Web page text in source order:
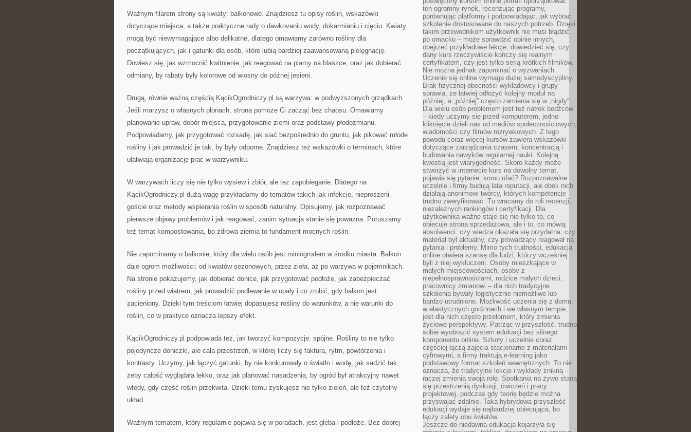
Ważnym filarem strony są kwiaty: balkonowe. Znajdziesz tu opisy roślin, wskazówki
dotyczące miejsca, a także praktyczne rady o dawkovaniu wody, dokarmianiu i cięciu. Kwiaty
mogą być niewymagające albo delikatne, dlatego omawiamy zarówno rośliny dla
początkujących, jak i gatunki dla osób, które lubią bardziej zaawansowaną pielęgnację.
Dowiesz się, jak wzmocnić kwitnienie, jak reagować na plamy na blaszce, oraz jak dobierać
odmiany, by rabaty były kolorowe od wiosny do późnej jesieni.
Drugą, równie ważną częścią KącikOgrodniczy.pl są warzywa: w podwyższonych grządkach.
Jeśli marzysz o własnych plonach, strona pomoże Ci zacząć bez chaosu. Omawiamy
planowanie upraw, dobór miejsca, przygotowanie ziemi oraz podstawy płodozmianu.
Podpowiadamy, jak przygotować rozsadę, jak siać bezpośrednio do gruntu, jak pikować młode
rośliny i jak prowadzić je tak, by były odporne. Znajdziesz też wskazówki o terminach, które
ułatwiają organizację prac w warzywniku.
W warzywach liczy się nie tylko wysiew i zbiór, ale też zapobieganie. Dlatego na
KącikOgrodniczy.pl dużą wagę przykładamy do tematów takich jak infekcje, nieproszeni
goście oraz metody wspierania roślin w sposób naturalny. Opisujemy, jak rozpoznawać
pierwsze objawy problemów i jak reagować, zanim sytuacja stanie się poważna. Poruszamy
też temat kompostowania, bo zdrowa ziemia to fundament mocnych roślin.
Nie zapominamy o balkonie, który dla wielu osób jest miniogrodem w środku miasta. Balkon
daje ogrom możliwości: od kwiatów sezonowych, przez zioła, aż po warzywa w pojemnikach.
Na stronie pokazujemy, jak dobierać donice, jak przygotować podłoże, jak zabezpieczać
rośliny przed wiatrem, jak prowadzić podlewanie w upały i co zrobić, gdy balkon jest
zacieniony. Dzięki tym treściom łatwiej dopasujesz rośliny do warunków, a nie warunki do
roślin, co w praktyce oznacza lepszy efekt.
KącikOgrodniczy.pl podpowiada też, jak tworzyć kompozycje: spójne. Rośliny to nie tylko
pojedyncze doniczki, ale cała przestrzeń, w której liczy się faktura, rytm, powtórzenia i
kontrasty. Uczymy, jak łączyć gatunki, by nie konkurowały o światło i wodę, jak sadzić tak,
żeby całość wyglądała lekko, oraz jak planować nasadzenia, by ogród był atrakcyjny nawet
wtedy, gdy część roślin przekwita. Dzięki temu zyskujesz nie tylko zieleń, ale też czytelny
układ.
Ważnym tematem, który regularnie pojawia się w poradach, jest gleba i podłoże. Bez dobrej
ten ogromny rynek, recenzując programy,
porównując platformy i podpowiadając, jak wybrać
szkolenie dostosowane do naszych potrzeb. Dzięki
takim przewodnikom użytkownik nie musi błądzić
po omacku – może sprawdzić opinie innych,
obejrzeć przykładowe lekcje, dowiedzieć się, czy
dany kurs rzeczywiście kończy się realnym
certyfikatem, czy jest tylko serią krótkich filmików.
Nie można jednak zapominać o wyzwaniach.
Uczenie się online wymaga dużej samodyscypliny.
Brak fizycznej obecności wykładowcy i grupy
sprawia, że łatwiej odłożyć kolejny moduł na
później, a „później” często zamienia się w „nigdy”.
Dla wielu osób problemem jest też natłok bodźców
– kiedy uczymy się przed komputerem, jedno
kliknięcie dzieli nas od mediów społecznościowych,
wiadomości czy filmów rozrywkowych. Z tego
powodu coraz więcej kursów zawiera wskazówki
dotyczące zarządzania czasem, koncentracją i
budowania nawyków regularnej nauki. Kolejną
kwestią jest wiarygodność. Skoro każdy może
stworzyć w internecie kurs na dowolny temat,
pojawia się pytanie: komu ufać? Rozpoznawalne
uczelnie i firmy budują lata reputacji, ale obok nich
działają anonimowi twórcy, których kompetencje
trudno zweryfikować. Tu wracamy do roli recenzji,
niezależnych rankingów i certyfikacji. Dla
użytkownika ważne staje się nie tylko to, co
obiecuje strona sprzedażowa, ale i to, co mówią
absolwenci: czy wiedza okazała się przydatna, czy
materiał był aktualny, czy prowadzący reagował na
pytania i problemy. Mimo tych trudności, edukacja
online otwiera szansę dla ludzi, którzy wcześniej
byli z niej wykluczeni. Osoby mieszkające w
małych miejscowościach, osoby z
niepełnosprawnościami, rodzice małych dzieci,
pracownicy zmianowi – dla nich tradycyjne
szkolenia bywały logistycznie niemożliwe lub
bardzo utrudnione. Możliwość uczenia się z domu,
w elastycznych godzinach i we własnym tempie,
jest dla nich często przełomem, który zmienia
życiowe perspektywy. Patrząc w przyszłość, trudno
sobie wyobrazić system edukacji bez silnego
komponentu online. Szkoły i uczelnie coraz
częściej łączą zajęcia stacjonarne z materiałami
cyfrowymi, a firmy traktują e-learning jako
podstawowy format szkoleń wewnętrznych. To nie
oznacza, że tradycyjne lekcje i wykłady znikną –
raczej zmienią swoją rolę. Spotkania na żywo staną
się przestrzenią dyskusji, ćwiczeń i pracy
projektowej, podczas gdy teorię będzie można
przyswajać zdalnie. Taka hybrydowa przyszłość
edukacji wydaje się najbardziej obiecująca, bo
łączy zalety obu światów.
Jeszcze do niedawna edukacja kojarzyła się